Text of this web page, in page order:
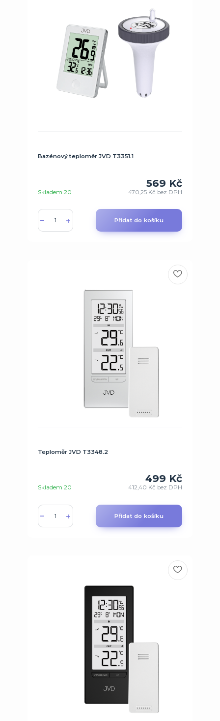
Bazénový teploměr JVD T3351.1
569 Kč
470,25 Kč bez DPH
Skladem 20
Přidat do košíku
Teploměr JVD T3348.2
499 Kč
412,40 Kč bez DPH
Skladem 20
Přidat do košíku